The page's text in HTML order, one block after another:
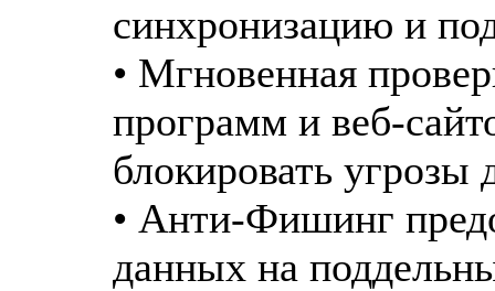
синхронизацию и
• Мгновенная
программ и веб-
блокировать
• Анти-Фишинг
данных на